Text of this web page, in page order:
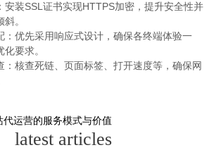
安装SSL证书实现HTTPS加密，提升安全性并
。
：优先采用响应式设计，确保各终端体验一
要求。
：核查死链、页面标签、打开速度等，确保网
代运营的服务模式与价值
latest articles